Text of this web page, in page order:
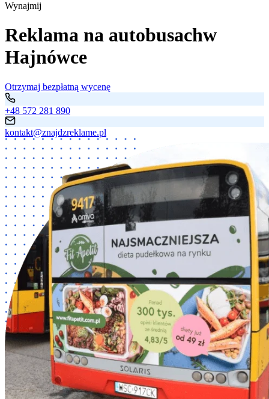
Wynajmij
Reklama na autobusachw
Hajnówce
Otrzymaj bezpłatną wycenę
+48 572 281 890
kontakt@znajdzreklame.pl